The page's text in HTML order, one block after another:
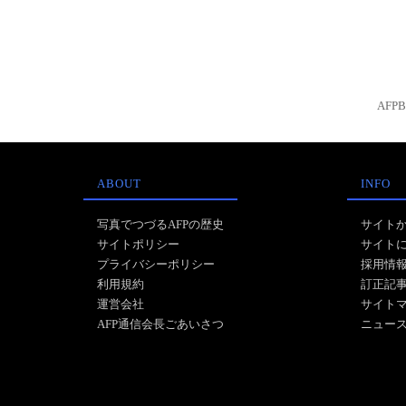
ABOUT
写真でつづるAFPの歴史
サイトポリシー
プライバシーポリシー
利用規約
運営会社
AFP通信会長ごあいさつ
INFO
サイト
サイト
採用情
訂正記
サイト
ニュー